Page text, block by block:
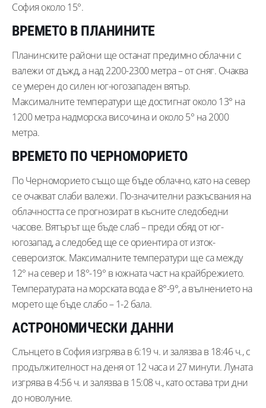
София около 15°.
ВРЕМЕТО В ПЛАНИНИТЕ
Планинските райони ще останат предимно облачни с
валежи от дъжд, а над 2200-2300 метра – от сняг. Очаква
се умерен до силен юг-югозападен вятър.
Максималните температури ще достигнат около 13° на
1200 метра надморска височина и около 5° на 2000
метра.
ВРЕМЕТО ПО ЧЕРНОМОРИЕТО
По Черноморието също ще бъде облачно, като на север
се очакват слаби валежи. По-значителни разкъсвания на
облачността се прогнозират в късните следобедни
часове. Вятърът ще бъде слаб – преди обяд от юг-
югозапад, а следобед ще се ориентира от изток-
североизток. Максималните температури ще са между
12° на север и 18°-19° в южната част на крайбрежието.
Температурата на морската вода е 8°-9°, а вълнението на
морето ще бъде слабо – 1-2 бала.
АСТРОНОМИЧЕСКИ ДАННИ
Слънцето в София изгрява в 6:19 ч. и залязва в 18:46 ч., с
продължителност на деня от 12 часа и 27 минути. Луната
изгрява в 4:56 ч. и залязва в 15:08 ч., като остава три дни
до новолуние.